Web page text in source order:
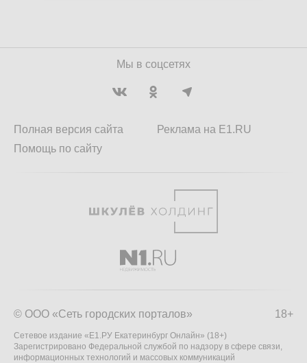
Мы в соцсетях
Полная версия сайта
Помощь по сайту
Реклама на E1.RU
18+
© ООО «Сеть городских порталов»
Сетевое издание «Е1.РУ Екатеринбург Онлайн» (18+)
Зарегистрировано Федеральной службой по надзору в сфере связи,
информационных технологий и массовых коммуникаций